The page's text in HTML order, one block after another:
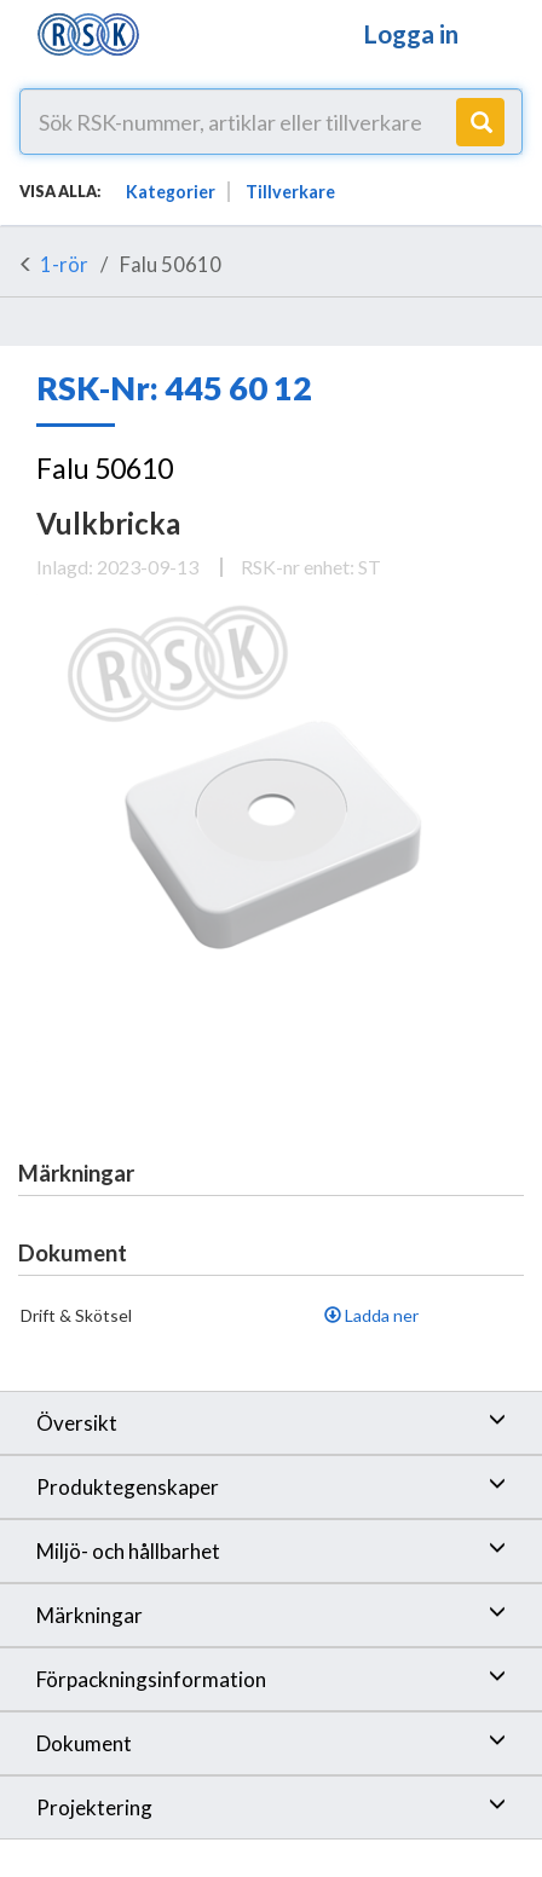
Logga in
VISA ALLA: Kategorier Tillverkare
1-rör Falu 50610
RSK-Nr: 445 60 12
Falu 50610
Vulkbricka
Inlagd: 2023-09-13 RSK-nr enhet: ST
Märkningar
Dokument
Drift & Skötsel Ladda ner
Översikt
Produktegenskaper
Miljö- och hållbarhet
Märkningar
Förpackningsinformation
Dokument
Projektering